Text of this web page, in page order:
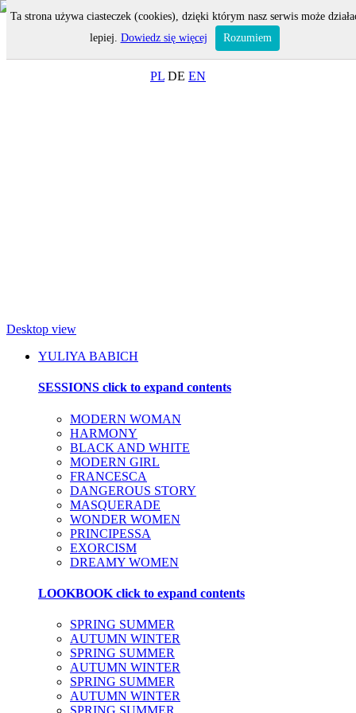
MENU
ON-LINE SHOP
PL DE EN
Desktop view
YULIYA BABICH
SESSIONS click to expand contents
MODERN WOMAN
HARMONY
BLACK AND WHITE
MODERN GIRL
FRANCESCA
DANGEROUS STORY
MASQUERADE
WONDER WOMEN
PRINCIPESSA
EXORCISM
DREAMY WOMEN
LOOKBOOK click to expand contents
SPRING SUMMER
AUTUMN WINTER
SPRING SUMMER
AUTUMN WINTER
SPRING SUMMER
AUTUMN WINTER
SPRING SUMMER
Ta strona używa ciasteczek (cookies), dzięki którym nasz serwis może
lepiej. Dowiedz się więcej Rozumiem